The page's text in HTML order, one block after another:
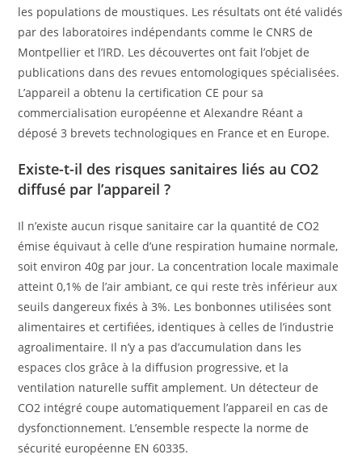
les populations de moustiques. Les résultats ont été validés
par des laboratoires indépendants comme le CNRS de
Montpellier et l’IRD. Les découvertes ont fait l’objet de
publications dans des revues entomologiques spécialisées.
L’appareil a obtenu la certification CE pour sa
commercialisation européenne et Alexandre Réant a
déposé 3 brevets technologiques en France et en Europe.
Existe-t-il des risques sanitaires liés au CO2
diffusé par l’appareil ?
Il n’existe aucun risque sanitaire car la quantité de CO2
émise équivaut à celle d’une respiration humaine normale,
soit environ 40g par jour. La concentration locale maximale
atteint 0,1% de l’air ambiant, ce qui reste très inférieur aux
seuils dangereux fixés à 3%. Les bonbonnes utilisées sont
alimentaires et certifiées, identiques à celles de l’industrie
agroalimentaire. Il n’y a pas d’accumulation dans les
espaces clos grâce à la diffusion progressive, et la
ventilation naturelle suffit amplement. Un détecteur de
CO2 intégré coupe automatiquement l’appareil en cas de
dysfonctionnement. L’ensemble respecte la norme de
sécurité européenne EN 60335.